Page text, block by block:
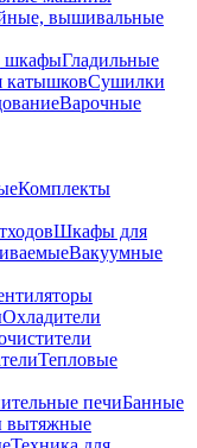
вышивальные
шкафыГладильные
катышковСушилки
Варочные
Комплекты
Шкафы для
Вакуумные
Охладители
Тепловые
печиБанные
вытяжные